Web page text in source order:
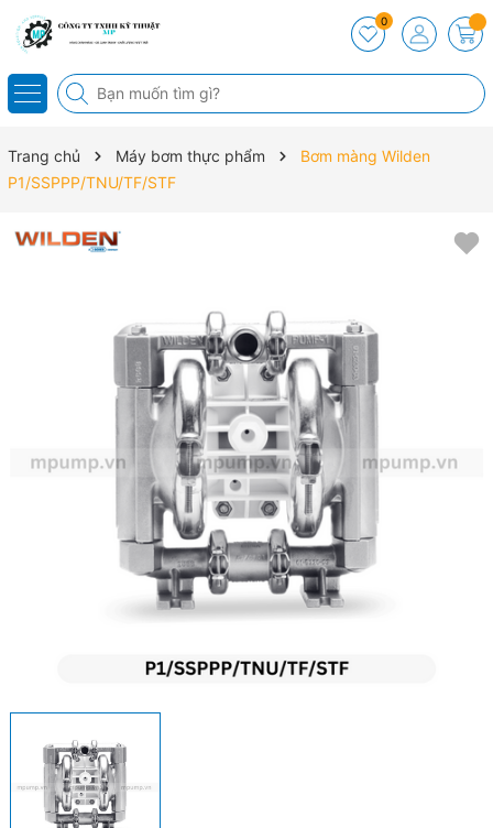
0
Trang chủ Máy bơm thực phẩm
Bơm màng Wilden
P1/SSPPP/TNU/TF/STF